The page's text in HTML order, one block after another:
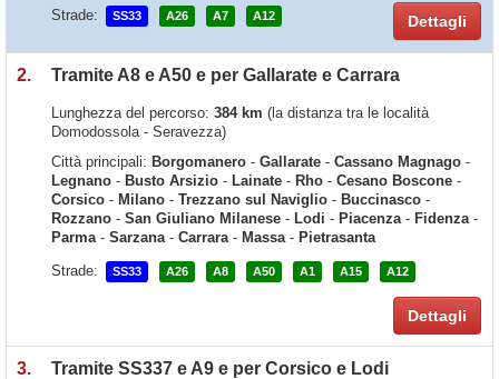
Strade:
SS33 A26 A7 A12 Dettagli
2. Tramite A8 e A50 e per Gallarate e Carrara
Lunghezza del percorso: 384 km (la distanza tra le località
Domodossola - Seravezza)
Città principali: Borgomanero - Gallarate - Cassano Magnago -
Legnano - Busto Arsizio - Lainate - Rho - Cesano Boscone -
Corsico - Milano - Trezzano sul Naviglio - Buccinasco -
Rozzano - San Giuliano Milanese - Lodi - Piacenza- Fidenza-
Parma- Sarzana- Carrara- Massa- Pietrasanta
Strade:
SS33 A26 A8 A50 A1 A15 A12
Dettagli
3. Tramite SS337 e A9 e per Corsico e Lodi